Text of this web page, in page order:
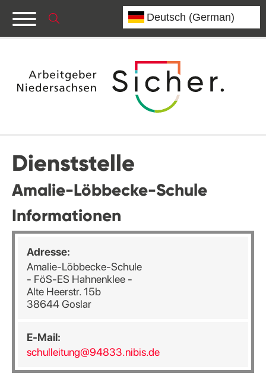
Dienststelle
Amalie-Löbbecke-Schule
Informationen
Adresse:
Amalie-Löbbecke-Schule
- FöS-ES Hahnenklee -
Alte Heerstr. 15b
38644 Goslar
E-Mail:
schulleitung@94833.nibis.de